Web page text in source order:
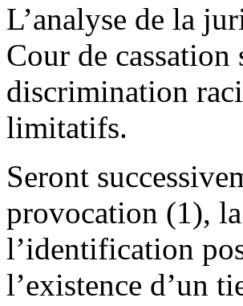
L’analyse de la
Cour de
discrimination
limitatifs.
Seront
provocation (1),
l’identification
l’existence d’un